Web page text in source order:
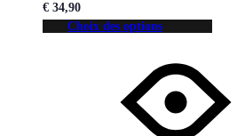
€ 34,90
Choix des options